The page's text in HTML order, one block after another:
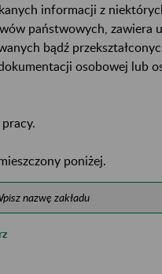
informacji z
państwowych, zawiera
bądź
osobowej lub
poniżej.